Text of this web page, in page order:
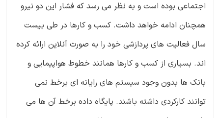
اجتماعی بوده است و به نظر می رسد که فشار این دو نیرو
همچنان ادامه خواهد داشت. کسب و کارها در طی بیست
سال فعالیت های پردازشی خود را به صورت آنلاین ارائه کرده
اند. بسیاری از کسب و کارها همانند خطوط هواپیمایی و
بانک ها بدون وجود سیستم های رایانه ای برخط نمی
توانند کارکردی داشته باشند. پایگاه داده برخط آن ها می